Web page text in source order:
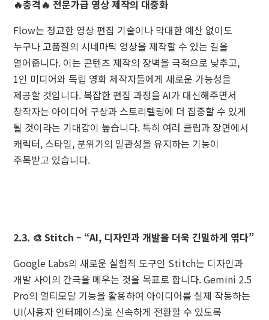
🔥충격🔥 전문가급 영상 제작의 대중화
Flow는 정교한 영상 편집 기술이나 막대한 예산 없이도
누구나 고품질의 시네마틱 영상을 제작할 수 있는 길을
열어줍니다. 이는 콘텐츠 제작의 장벽을 극적으로 낮추고,
1인 미디어와 독립 영화 제작자들에게 새로운 가능성을
제공할 것입니다. 복잡한 편집 과정을 AI가 대신해주면서
창작자는 아이디어 구상과 스토리텔링에 더 집중할 수 있게
될 것이라는 기대감이 높습니다. 특히 여러 클립과 장면에서
캐릭터, 스타일, 분위기의 일관성을 유지하는 기능이
주목받고 있습니다.
2.3. 🎨 Stitch – “AI, 디자인과 개발을 더욱 긴밀하게 엮다”
Google Labs의 새로운 실험적 도구인 Stitch는 디자인과
개발 사이의 간극을 메우는 것을 목표로 합니다. Gemini 2.5
Pro의 멀티모달 기능을 활용하여 아이디어를 실제 작동하는
UI(사용자 인터페이스)로 신속하게 전환할 수 있도록